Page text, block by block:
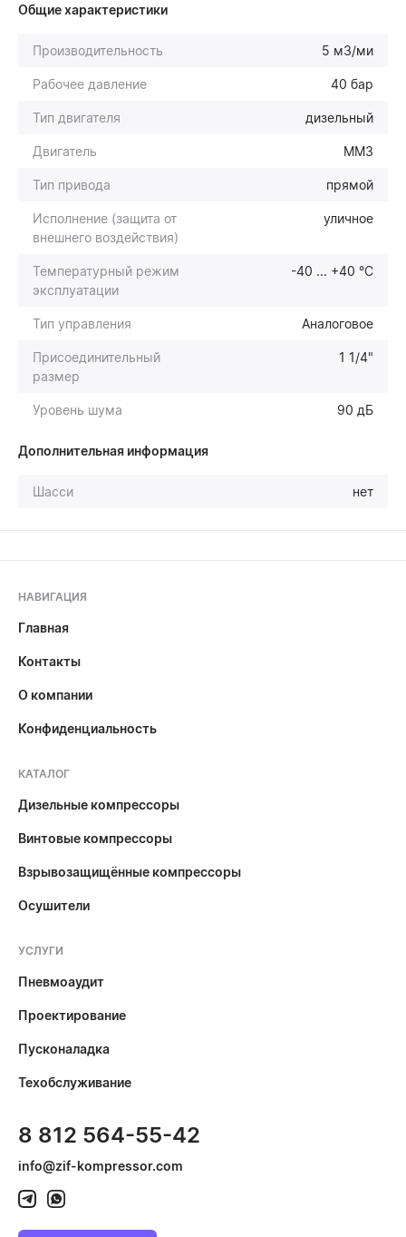
Общие характеристики
Производительность 5 м3/ми
Рабочее давление 40 бар
Тип двигателя дизельный
Двигатель ММЗ
Тип привода прямой
Исполнение (защита от
внешнего воздействия)
уличное
Температурный режим
эксплуатации
-40 ... +40 °С
Тип управления Аналоговое
Присоединительный
размер
1 1/4"
Уровень шума 90 дБ
Дополнительная информация
Шасси нет
НАВИГАЦИЯ
Главная
Контакты
О компании
Конфиденциальность
КАТАЛОГ
Дизельные компрессоры
Винтовые компрессоры
Взрывозащищённые компрессоры
Осушители
УСЛУГИ
Пневмоаудит
Проектирование
Пусконаладка
Техобслуживание
8 812 564-55-42
info@zif-kompressor.com